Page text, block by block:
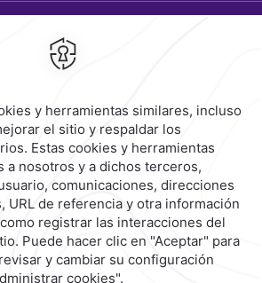
General Mariano
700,Anzures,
|800 901 2300